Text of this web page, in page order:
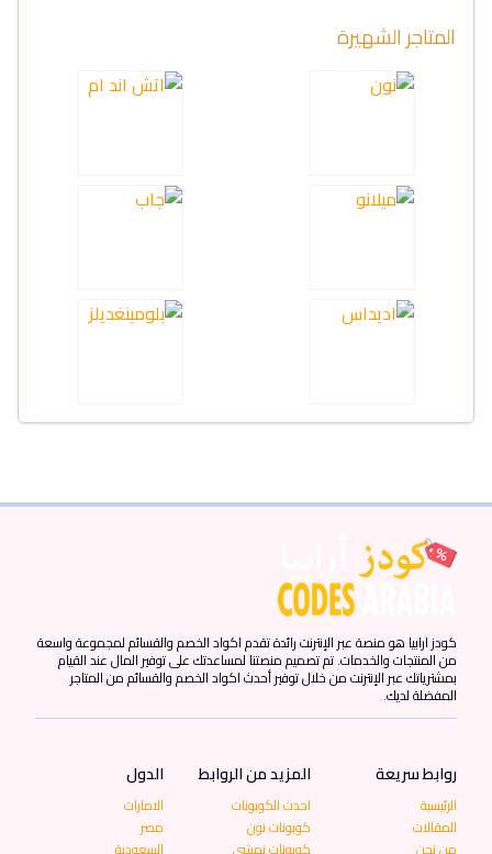
المتاجر الشهيرة
كودز ارابيا هو منصة عبر الإنترنت رائدة تقدم اكواد الخصم والقسائم لمجموعة واسعة
من المنتجات والخدمات. تم تصميم منصتنا لمساعدتك على توفير المال عند القيام
بمشترياتك عبر الإنترنت من خلال توفير أحدث اكواد الخصم والقسائم من المتاجر
المفضلة لديك.
روابط سريعة
الرئيسية
المقالات
من نحن
المزيد من الروابط
احدث الكوبونات
كوبونات نون
كوبونات نمشي
الدول
الامارات
مصر
السعودية